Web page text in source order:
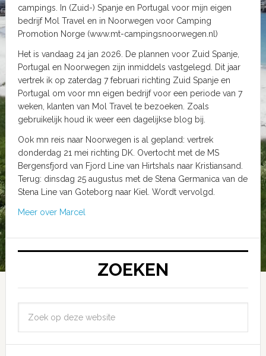
campings. In (Zuid-) Spanje en Portugal voor mijn eigen
bedrijf Mol Travel en in Noorwegen voor Camping
Promotion Norge (www.mt-campingsnoorwegen.nl)
Het is vandaag 24 jan 2026. De plannen voor Zuid Spanje,
Portugal en Noorwegen zijn inmiddels vastgelegd. Dit jaar
vertrek ik op zaterdag 7 februari richting Zuid Spanje en
Portugal om voor mn eigen bedrijf voor een periode van 7
weken, klanten van Mol Travel te bezoeken. Zoals
gebruikelijk houd ik weer een dagelijkse blog bij.
Ook mn reis naar Noorwegen is al gepland: vertrek
donderdag 21 mei richting DK. Overtocht met de MS
Bergensfjord van Fjord Line van Hirtshals naar Kristiansand.
Terug: dinsdag 25 augustus met de Stena Germanica van de
Stena Line van Goteborg naar Kiel. Wordt vervolgd.
Meer over Marcel
ZOEKEN